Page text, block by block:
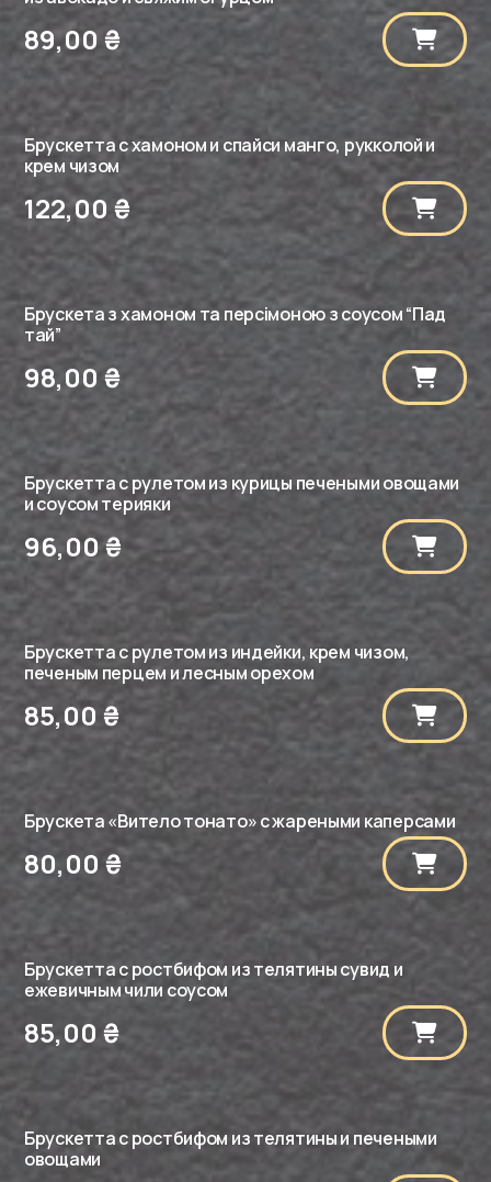
89,00 ₴
Брускетта с хамоном и спайси манго, рукколой и
крем чизом
122,00 ₴
Брускета з хамоном та персімоною з соусом “Пад
тай”
98,00 ₴
Брускетта с рулетом из курицы печеными овощами
и соусом терияки
96,00₴
Брускетта с рулетом из индейки, крем чизом,
печеным перцем и лесным орехом
85,00 ₴
Брускета «Витело тонато» с жареными каперсами
80,00 ₴
Брускетта с ростбифом из телятины сувид и
ежевичным чили соусом
85,00 ₴
Брускетта с ростбифом из телятины и печеными
овощами